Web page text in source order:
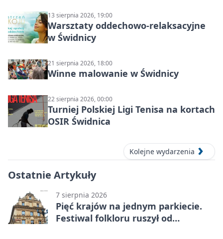
13 sierpnia 2026, 19:00
Warsztaty oddechowo-relaksacyjne
w Świdnicy
21 sierpnia 2026, 18:00
Winne malowanie w Świdnicy
22 sierpnia 2026, 00:00
Turniej Polskiej Ligi Tenisa na kortach
OSIR Świdnica
Kolejne wydarzenia
Ostatnie Artykuły
7 sierpnia 2026
Pięć krajów na jednym parkiecie.
Festiwal folkloru ruszył od